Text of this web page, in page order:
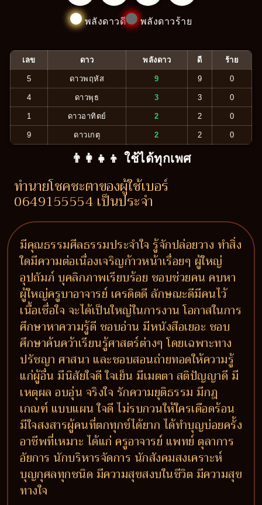
พลังดาวดี พลังดาวร้าย
เลข ดาว พลังดาว ดี ร้าย
5 ดาวพฤหัส 9 9 0
4 ดาวพุธ 3 3 0
1 ดาวอาทิตย์ 2 2 0
9 ดาวเกตุ 2 2 0
👨‍👩‍👧‍👦 ใช้ได้ทุกเพศ
ทำนายโชคชะตาของผู้ใช้เบอร์
0649155554 เป็นประจำ
มีคุณธรรมศีลธรรมประจำใจ รู้จักปล่อยวาง ทำสิ่ง
ใดมีความต่อเนื่องเจริญก้าวหน้าเรื่อยๆ ผู้ใหญ่
อุปถัมภ์ บุคลิกภาพเรียบร้อย ชอบช่วยคน คบหา
ผู้ใหญ่ครูบาอาจารย์ เครดิตดี ลักษณะดีมีคนไว้
เนื้อเชื่อใจ จะได้เป็นใหญ่ในการงาน โอกาสในการ
ศึกษาหาความรู้ดี ชอบอ่าน มีหนังสือเยอะ ชอบ
ศึกษาค้นคว้าเรียนรู้ศาสตร์ต่างๆ โดยเฉพาะทาง
ปรัชญา ศาสนา และชอบสอนถ่ายทอดให้ความรู้
แก่ผู้อื่น มีนิสัยใจดี ใจเย็น มีเมตตา สติปัญญาดี มี
เหตุผล อบอุ่น จริงใจ รักความยุติธรรม มีกฎ
เกณฑ์ แบบแผน ใจดี ไม่รบกวนให้ใครเดือดร้อน
มีใจสงสารผู้คนที่ตกทุกข์ได้ยาก ได้ทำบุญบ่อยครั้ง
อาชีพที่เหมาะ ได้แก่ ครูอาจารย์ แพทย์ ตุลาการ
อัยการ นักบริหารจัดการ นักสังคมสงเคราะห์
บุญกุศลทุกชนิด มีความสุขสงบในชีวิต มีความสุข
ทางใจ